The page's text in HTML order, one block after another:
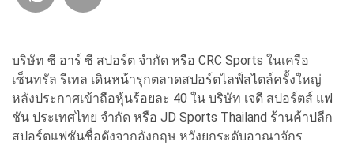
บริษัท ซี อาร์ ซี สปอร์ต จำกัด หรือ CRC Sports ในเครือ
เซ็นทรัล รีเทล เดินหน้ารุกตลาดสปอร์ตไลฟ์สไตล์ครั้งใหญ่
หลังประกาศเข้าถือหุ้นร้อยละ 40 ใน บริษัท เจดี สปอร์ตส์ แฟ
ชัน ประเทศไทย จำกัด หรือ JD Sports Thailand ร้านค้าปลีก
สปอร์ตแฟชันชื่อดังจากอังกฤษ หวังยกระดับอาณาจักร